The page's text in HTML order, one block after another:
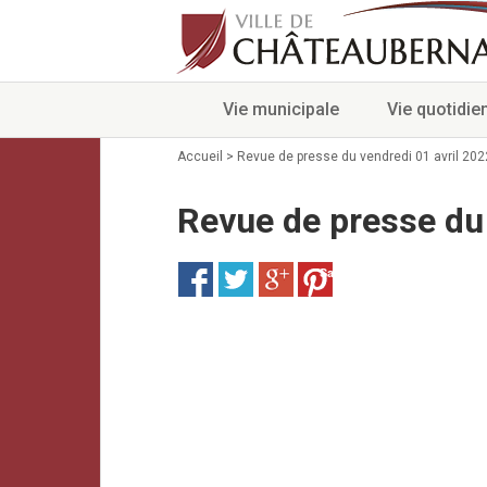
Vie municipale Vie
Accueil > Revue de presse du vendredi 01 avril
Revue de presse
Save